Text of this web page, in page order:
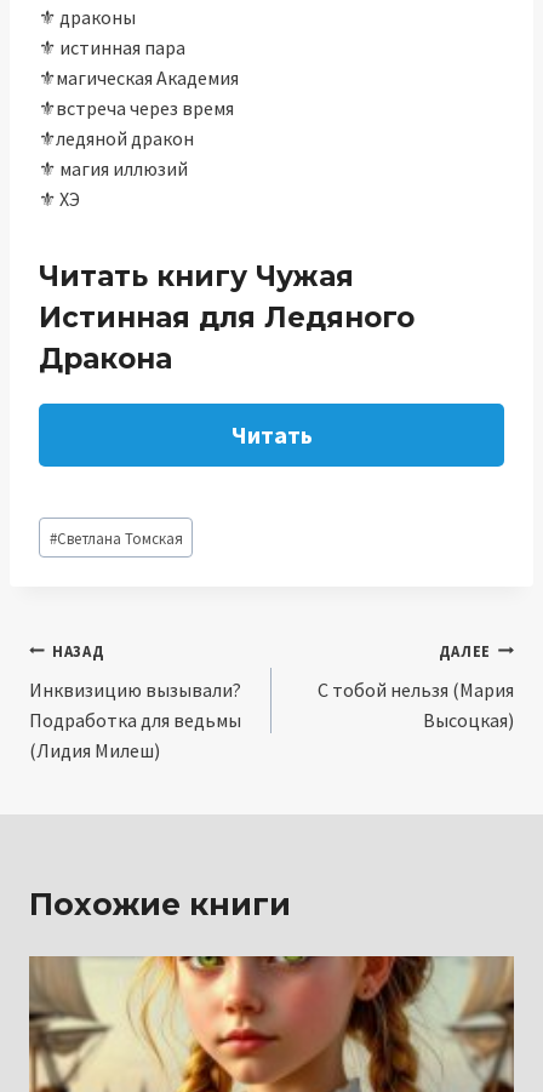
⚜️ драконы
⚜️ истинная пара
⚜️магическая Академия
⚜️встреча через время
⚜️ледяной дракон
⚜️ магия иллюзий
⚜️ ХЭ
Читать книгу Чужая
Истинная для Ледяного
Дракона
Читать
Метки
записи:
#Светлана Томская
Навигация
по
записям
НАЗАД
Инквизицию вызывали?
Подработка для ведьмы
(Лидия Милеш)
ДАЛЕЕ
С тобой нельзя (Мария
Высоцкая)
Похожие книги